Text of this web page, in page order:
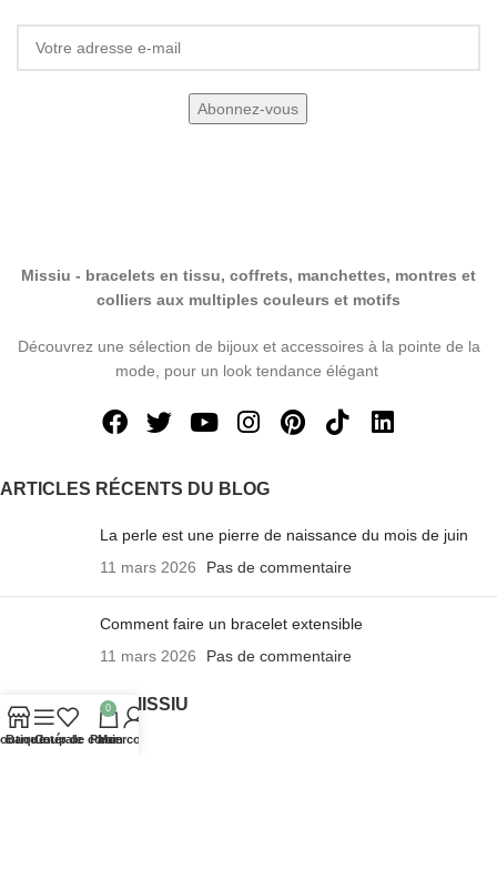
Missiu - bracelets en tissu, coffrets, manchettes, montres et
colliers aux multiples couleurs et motifs
Découvrez une sélection de bijoux et accessoires à la pointe de la
mode, pour un look tendance élégant
ARTICLES RÉCENTS DU BLOG
La perle est une pierre de naissance du mois de juin
11 mars 2026
Pas de commentaire
Comment faire un bracelet extensible
11 mars 2026
Pas de commentaire
A PROPOS DE MISSIU
Barre latérale
Coup de cœur
0
Panier
Mon compte